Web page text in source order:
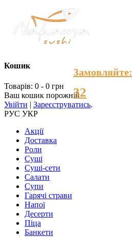
Замовляйте:
32
Кошик
Товарів: 0 - 0 грн
Ваш кошик порожній
Увійти | Зареєструватись.
РУС УКР
Акції
Доставка
Роли
Суші
Суші-сети
Салати
Супи
Гарячі страви
Напої
Десерти
Пiца
Банкети